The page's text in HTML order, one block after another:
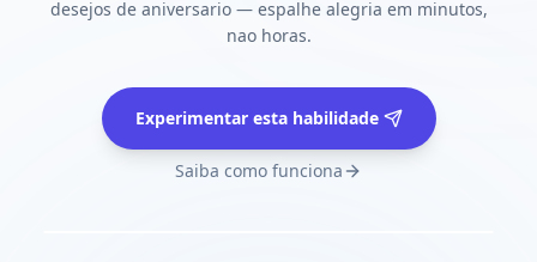
desejos de aniversario — espalhe alegria em minutos,
nao horas.
Experimentar esta habilidade
Saiba como funciona